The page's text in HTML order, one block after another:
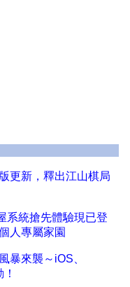
更新，釋出江山棋局
系統搶先體驗現已登
人專屬家園
暴來襲～iOS、